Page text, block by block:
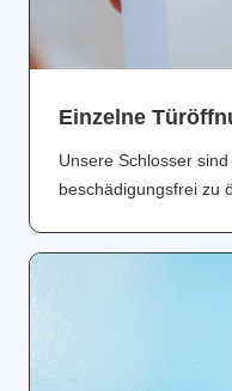
Einzelne
Unsere Schlosser
beschädigungsfrei zu